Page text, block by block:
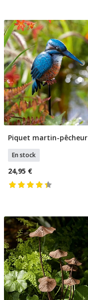
Ajouter Au Panier
Piquet martin-pêcheur
En stock
24,95 €